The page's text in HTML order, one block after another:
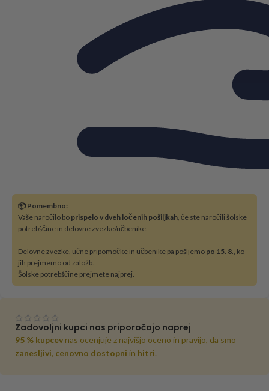
📦 Pomembno:
Vaše naročilo bo prispelo v dveh ločenih pošiljkah , če ste naročili šolske
potrebščine in delovne zvezke/učbenike.
Delovne zvezke, učne pripomočke in učbenike pa pošljemo po 15. 8 ., ko
jih prejmemo od založb.
Šolske potrebščine prejmete najprej.
Zadovoljni kupci nas priporočajo naprej
95 % kupcev nas ocenjuje z najvišjo oceno in pravijo, da smo
zanesljivi, cenovno dostopni in hitri.